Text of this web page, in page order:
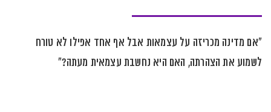
"אם מדינה מכריזה על עצמאות אבל אף אחד אפילו לא טורח
לשמוע את הצהרתה, האם היא נחשבת עצמאית מעתה?"